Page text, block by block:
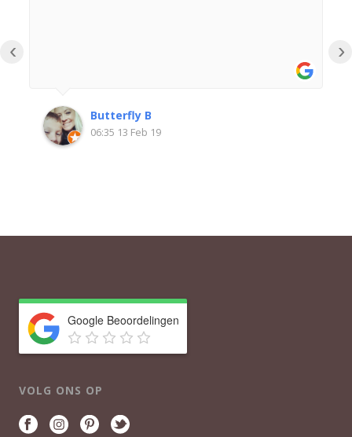
Butterfly B
06:35 13 Feb 19
‹ ›
Google Beoordelingen
VOLG ONS OP